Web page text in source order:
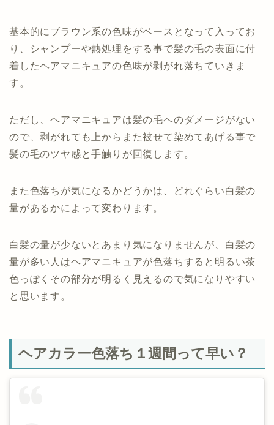
基本的にブラウン系の色味がベースとなって入ってお
り、シャンプーや熱処理をする事で髪の毛の表面に付
着したヘアマニキュアの色味が剥がれ落ちていきま
す。
ただし、ヘアマニキュアは髪の毛へのダメージがない
ので、剥がれても上からまた被せて染めてあげる事で
髪の毛のツヤ感と手触りが回復します。
また色落ちが気になるかどうかは、どれぐらい白髪の
量があるかによって変わります。
白髪の量が少ないとあまり気になりませんが、白髪の
量が多い人はヘアマニキュアが色落ちすると明るい茶
色っぽくその部分が明るく見えるので気になりやすい
と思います。
ヘアカラー色落ち１週間って早い？